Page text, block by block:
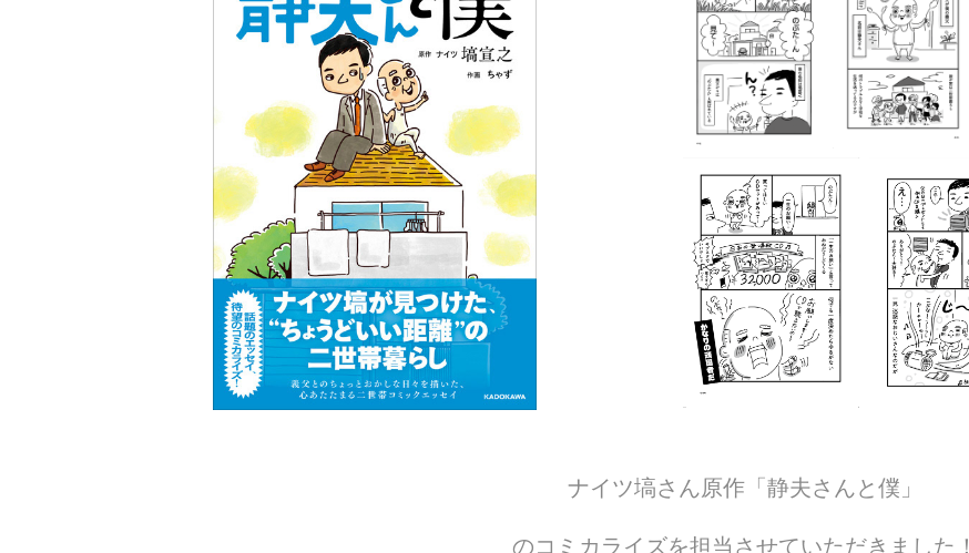
ナイツ塙さん原作「静夫さんと僕」
のコミカライズを担当させていただきました！